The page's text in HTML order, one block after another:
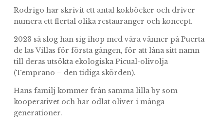
Rodrigo har skrivit ett antal kokböcker och driver
numera ett flertal olika restauranger och koncept.
2023 så slog han sig ihop med våra vänner på Puerta
de las Villas för första gången, för att låna sitt namn
till deras utsökta ekologiska Picual-olivolja
(Temprano – den tidiga skörden).
Hans familj kommer från samma lilla by som
kooperativet och har odlat oliver i många
generationer.